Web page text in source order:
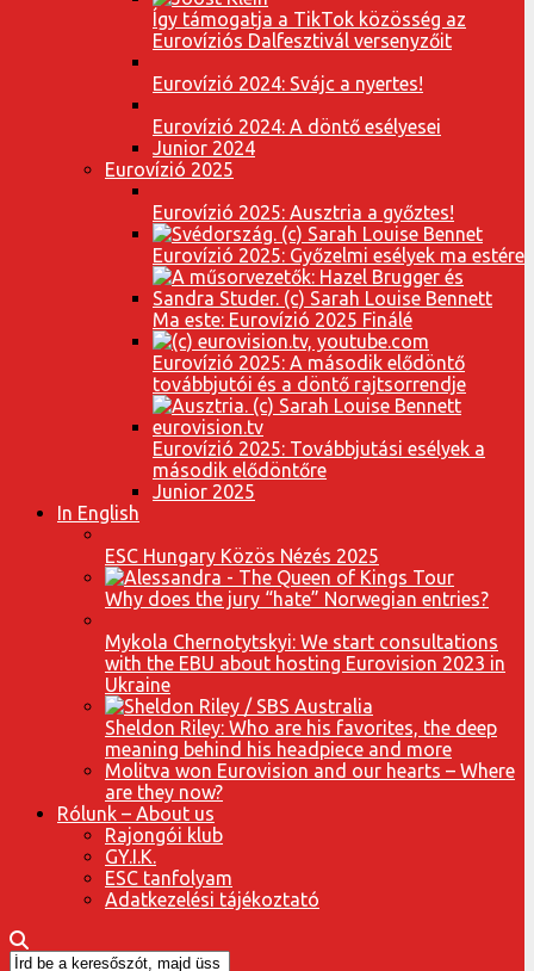
Így támogatja a TikTok közösség az
Eurovíziós Dalfesztivál versenyzőit
Eurovízió 2024: Svájc a nyertes!
Eurovízió 2024: A döntő esélyesei
Junior 2024
Eurovízió 2025
Eurovízió 2025: Ausztria a győztes!
Eurovízió 2025: Győzelmi esélyek ma estére
Ma este: Eurovízió 2025 Finálé
Eurovízió 2025: A második elődöntő
továbbjutói és a döntő rajtsorrendje
Eurovízió 2025: Továbbjutási esélyek a
második elődöntőre
Junior 2025
In English
ESC Hungary Közös Nézés 2025
Why does the jury “hate” Norwegian entries?
Mykola Chernotytskyi: We start consultations
with the EBU about hosting Eurovision 2023 in
Ukraine
Sheldon Riley: Who are his favorites, the deep
meaning behind his headpiece and more
Molitva won Eurovision and our hearts – Where
are they now?
Rólunk – About us
Rajongói klub
GY.I.K.
ESC tanfolyam
Adatkezelési tájékoztató